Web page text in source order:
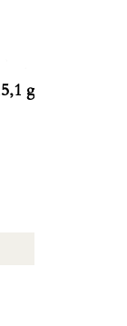
g